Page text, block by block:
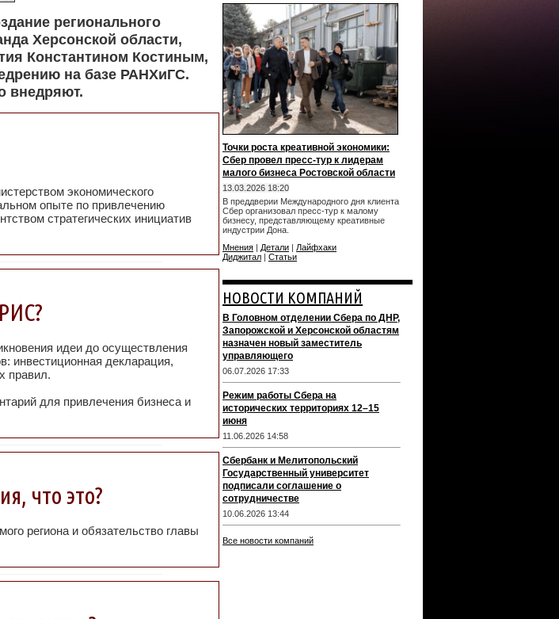
регионального
Херсонской области,
Константином Костиным,
на базе РАНХиГС.
внедряют.
экономического
опыте по привлечению
стратегических инициатив
идеи до осуществления
инвестиционная декларация,
правил.
для привлечения бизнеса и
что это?
региона и обязательство главы
Точки роста креативной экономики:
Сбер провел пресс-тур к лидерам
малого бизнеса Ростовской области
13.03.2026 18:20
В преддверии Международного дня клиента
Сбер организовал пресс-тур к малому
бизнесу, представляющему креативные
индустрии Дона.
Мнения | Детали | Лайфхаки
Диджитал | Статьи
НОВОСТИ КОМПАНИЙ
В Головном отделении Сбера по ДНР,
Запорожской и Херсонской областям
назначен новый заместитель
управляющего
06.07.2026 17:33
Режим работы Сбера на
исторических территориях 12–15
июня
11.06.2026 14:58
Сбербанк и Мелитопольский
Государственный университет
подписали соглашение о
сотрудничестве
10.06.2026 13:44
Все новости компаний